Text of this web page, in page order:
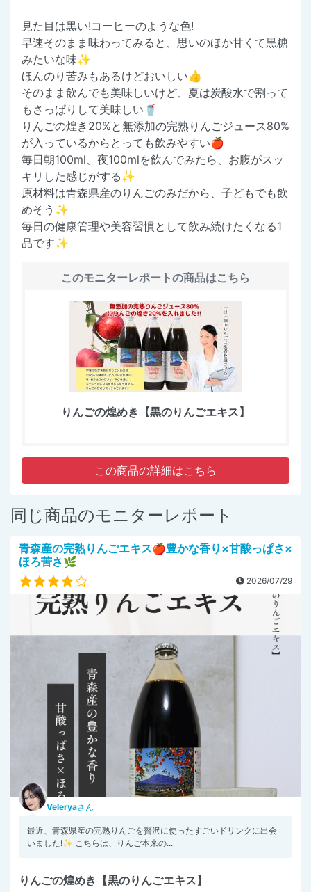
見た目は黒い!コーヒーのような色!
早速そのまま味わってみると、思いのほか甘くて黒糖
みたいな味✨
ほんのり苦みもあるけどおいしい👍
そのまま飲んでも美味しいけど、夏は炭酸水で割って
もさっぱりして美味しい🥤
りんごの煌き20%と無添加の完熟りんごジュース80%
が入っているからとっても飲みやすい🍎
毎日朝100ml、夜100mlを飲んでみたら、お腹がスッ
キリした感じがする✨
原材料は青森県産のりんごのみだから、子どもでも飲
めそう✨
毎日の健康管理や美容習慣として飲み続けたくなる1
品です✨
このモニターレポートの商品はこちら
りんごの煌めき【黒のりんごエキス】
この商品の詳細はこちら
同じ商品のモニターレポート
青森産の完熟りんごエキス🍎豊かな香り×甘酸っぱさ×
ほろ苦さ🌿
2026/07/29
Veleryaさん
最近、青森県産の完熟りんごを贅沢に使ったすごいドリンクに出会
いました!✨ こちらは、りんご本来の...
りんごの煌めき【黒のりんごエキス】